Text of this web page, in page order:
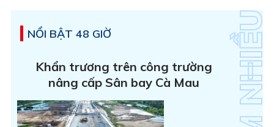
NỔI BẬT 48 GIỜ
Khẩn trương trên công trường
nâng cấp Sân bay Cà Mau